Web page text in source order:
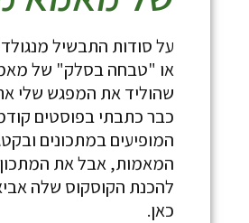
על סודות התבשיל
או "טבחה בסלק" של
שהוליד את המפגש שלי
כבר כתבתי בפוסטים
המופיעים במתכונים
המאמות, אבל את
להכנת הקוסקוס שלה
כאן.